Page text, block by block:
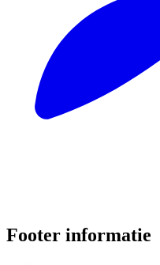
Footer informatie